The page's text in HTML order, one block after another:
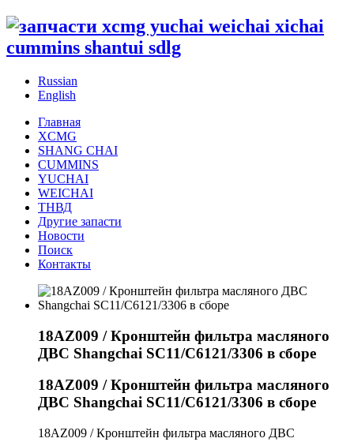
Russian
English
Главная
XCMG
SHANG CHAI
CUMMINS
YUCHAI
WEICHAI
ТНВД
Другие запасти
Новости
Поиск
Контакты
18AZ009 / Кронштейн фильтра масляного
ДВС Shangchai SC11/C6121/3306 в сборе
18AZ009 / Кронштейн фильтра масляного
ДВС Shangchai SC11/C6121/3306 в сборе
18AZ009 / Кронштейн фильтра масляного ДВС